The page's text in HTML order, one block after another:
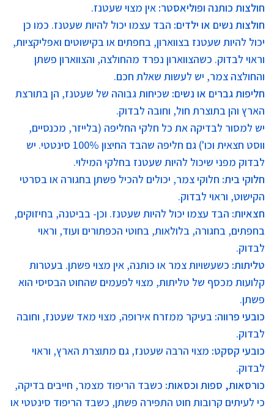
חולצות כותנה ופוליאסטר: אין מצוי שעטנז.
חולצות נשים או ילדים: הבד עצמו יכול להיות שעטנז. כמו כן
יכול להיות שעטנז בצווארון, בחפתים או בקישוטים ואפליקציות,
וראוי לבדוק. כשהצווארון נפרד מהחולצה, והצווארון פשתן
והחולצה צמר, יש לעשות שאלת חכם.
חליפות גברים או נשים: שכיחות גבוהה של שעטנז, הן בתורצת
הארץ והן בתוצרת חול, וחובה לבדוק.
יש למסור לבדיקה את כל חלקי החליפה (בלייזר, מכנסיים,
ווסט חצאית וכו') גם חליפה שהבד החיצון 100% סינטטי. יש
לבדוק מפני שיכול להיות שעטנז בחלקי המילוי.
חלוקי בית: חלוקי צמר, יכולים להכיל פשתן בחגורה או בסרטי
הקישוט, וראוי לבדוק.
חצאיות: הבד עצמו יכול להיות שעטנז. וכן- בביטנה, בחיזוקים,
בחפתים, בחגורה, בלולאות, בחוטי הכפתורים ועוד, וראוי
לבדוק.
טליתות: כשעשויות צמר או כותנה, אין מצוי פשתן. בעטרות
קלועות מכסף של טליתות, מצוי לפעמים שהחוט הבסיסי הוא
פשתן.
כובעי פרווה: בעיקר ממזרח אירופה, מצוי מאד שעטנז, וחובה
לבדוק.
כובעי קסקט: מצוי הרבה שעטנז, גם מתוצרת הארץ, וראוי
לבדוק.
כורסאות, ספות וכסאות: כשבד הריפוד מצמר, חייבים בדיקה,
כי לעיתים קרובות חוט התפירה פשתן, כשבד הריפוד סינטטי או